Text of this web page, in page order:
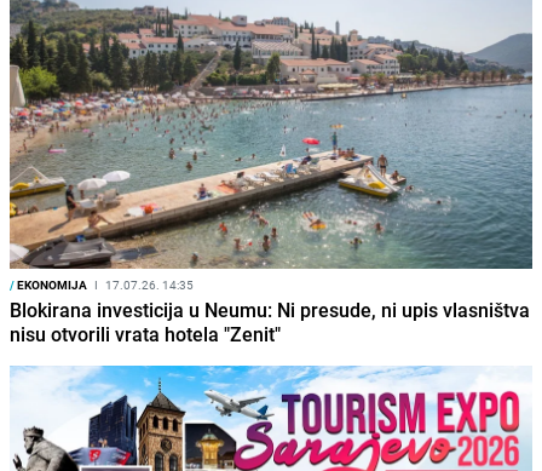
/EKONOMIJA I 17.07.26. 14:35
Blokirana investicija u Neumu: Ni presude, ni upis vlasništva
nisu otvorili vrata hotela "Zenit"